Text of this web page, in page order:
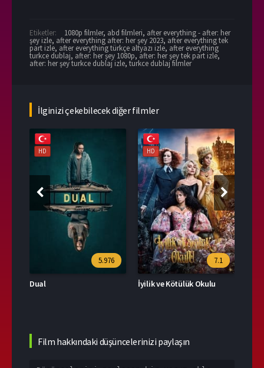
Etiketler: 1080p filmler, abd filmleri, after everything - after: her
şey izle, after everything after: her şey 2023, after everything tek
part izle, after everything türkçe altyazı izle, after everything
turkce dublaj, after: her şey 1080p, after: her şey tek part izle,
after: her şey turkce dublaj izle, turkce dublaj filmler
İlginizi çekebilecek diğer filmler
HD
5.976
Dual
HD
7.1
İyilik ve Kötülük Okulu
Film hakkındaki düşüncelerinizi paylaşın